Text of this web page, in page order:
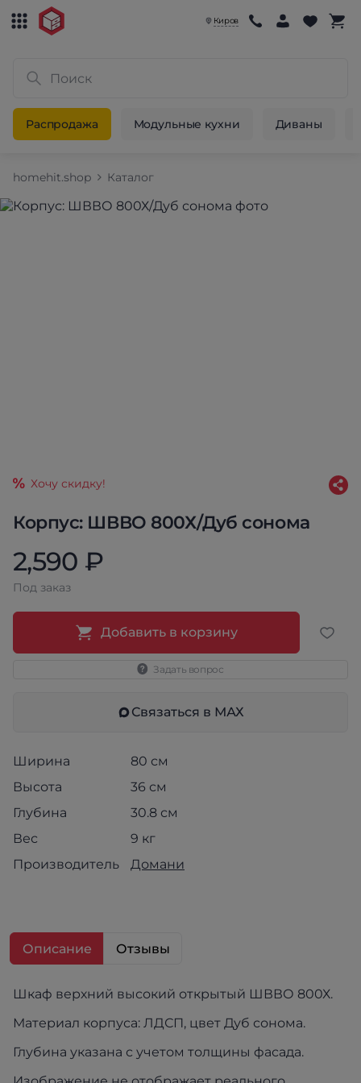
Киров
Распродажа Модульные кухни Диваны
homehit.shop Каталог
Корпус: ШВВО 800Х/Дуб сонома
Хочу скидку!
2,590 ₽
Под заказ
Добавить в корзину
Задать вопрос
Связаться в МАХ
Ширина
80 см
Высота
36 см
Глубина
30.8 см
Вес
9 кг
Производитель
Домани
Описание Отзывы
Шкаф верхний высокий открытый ШВВО 800Х.
Материал корпуса: ЛДСП, цвет Дуб сонома.
Глубина указана с учетом толщины фасада.